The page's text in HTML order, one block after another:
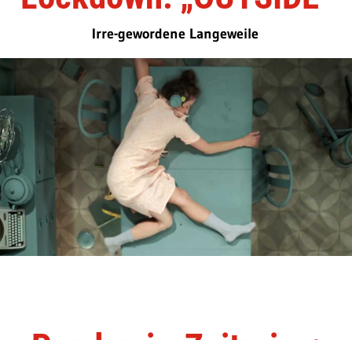
Irre-gewordene Langeweile